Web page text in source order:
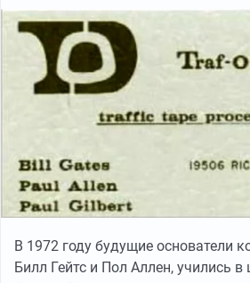
В 1972 году будущие основатели
Билл Гейтс и Пол Аллен, учились